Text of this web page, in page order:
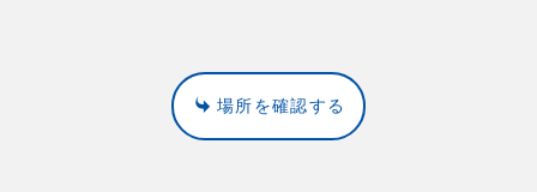
場所を確認する